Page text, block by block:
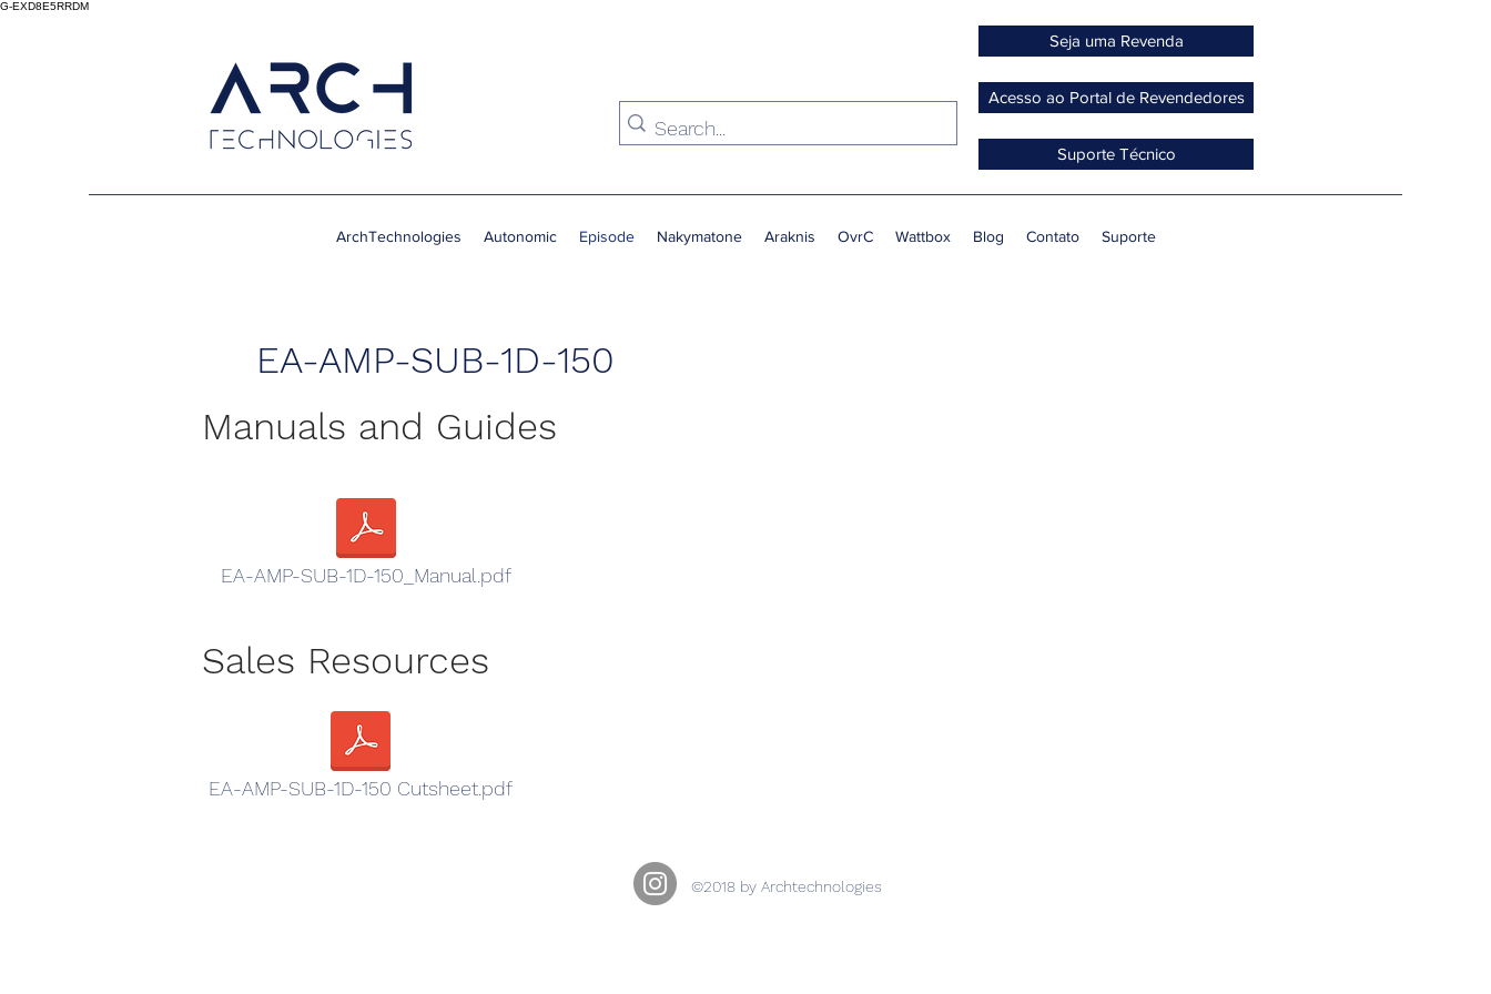
G-EXD8E5RRDM
Seja uma Revenda
Acesso ao Portal de Revendedores
Suporte Técnico
ArchTechnologies Autonomic Episode Nakymatone Araknis OvrC Wattbox Blog Contato Suporte
EA-AMP-SUB-1D-150
Manuals and Guides
EA-AMP-SUB-1D-150_Manual.pdf
Sales Resources
EA-AMP-SUB-1D-150 Cutsheet.pdf
©2018 by Archtechnologies